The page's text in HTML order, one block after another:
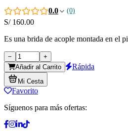
0.0 (0)
S/ 160.00
Es una brida de acople montada en el
−
+
Añadir al Carrito
Rápida
Mi Cesta
Favorito
Síguenos para más ofertas: